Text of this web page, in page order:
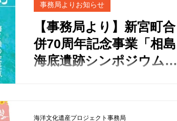
【事務局より】新宮町合
併70周年記念事業「相島
海底遺跡シンポジウム」
事務局よりお知らせ
海洋文化遺産プロジェクト事務局